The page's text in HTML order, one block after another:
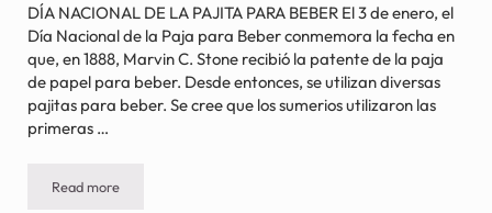
DÍA NACIONAL DE LA PAJITA PARA BEBER El 3 de enero, el
Día Nacional de la Paja para Beber conmemora la fecha en
que, en 1888, Marvin C. Stone recibió la patente de la paja
de papel para beber. Desde entonces, se utilizan diversas
pajitas para beber. Se cree que los sumerios utilizaron las
primeras …
Read moreDÍA NACIONAL DE LA PAJITA PARA BEBER – 3 de enero